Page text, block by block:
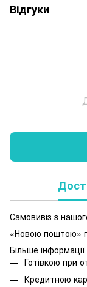
Відгуки
Самовивіз з
«Новою поштою»
Більше
Готівкою при
Кредитною